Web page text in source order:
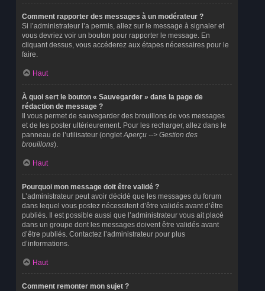
Comment rapporter des messages à un modérateur ?
Si l’administrateur l’a permis, allez sur le message à signaler et
vous devriez voir un bouton pour rapporter le message. En
cliquant dessus, vous accéderez aux étapes nécessaires pour le
faire.
Haut
À quoi sert le bouton « Sauvegarder » dans la page de
rédaction de message ?
Il vous permet de sauvegarder des brouillons de vos messages
et de les poster ultérieurement. Pour les recharger, allez dans le
panneau de l’utilisateur (ongletAperçu --> Gestion des
brouillons).
Haut
Pourquoi mon message doit être validé ?
L’administrateur peut avoir décidé que les messages du forum
dans lequel vous postez nécessitent d’être validés avant d’être
publiés. Il est possible aussi que l’administrateur vous ait placé
dans un groupe dont les messages doivent être validés avant
d’être publiés. Contactez l’administrateur pour plus
d’informations.
Haut
Comment remonter mon sujet ?